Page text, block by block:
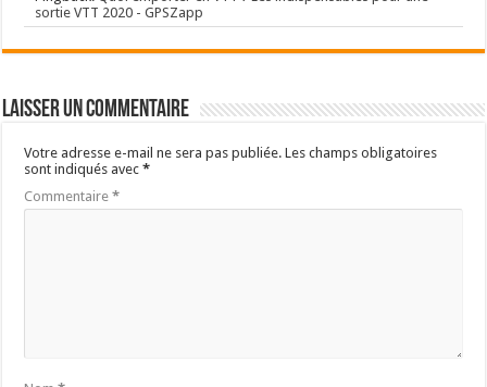
sortie VTT 2020 - GPSZapp
Laisser un commentaire
Votre adresse e-mail ne sera pas publiée. Les champs obligatoires
sont indiqués avec*
Commentaire*